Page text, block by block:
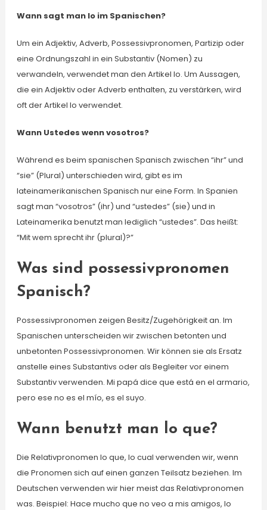
Wann sagt man lo im Spanischen?
Um ein Adjektiv, Adverb, Possessivpronomen, Partizip oder
eine Ordnungszahl in ein Substantiv (Nomen) zu
verwandeln, verwendet man den Artikel lo. Um Aussagen,
die ein Adjektiv oder Adverb enthalten, zu verstärken, wird
oft der Artikel lo verwendet.
Wann Ustedes wenn vosotros?
Während es beim spanischen Spanisch zwischen “ihr” und
“sie” (Plural) unterschieden wird, gibt es im
lateinamerikanischen Spanisch nur eine Form. In Spanien
sagt man “vosotros” (ihr) und “ustedes” (sie) und in
Lateinamerika benutzt man lediglich “ustedes”. Das heißt:
“Mit wem sprecht ihr (plural)?”
Was sind possessivpronomen
Spanisch?
Possessivpronomen zeigen Besitz/Zugehörigkeit an. Im
Spanischen unterscheiden wir zwischen betonten und
unbetonten Possessivpronomen. Wir können sie als Ersatz
anstelle eines Substantivs oder als Begleiter vor einem
Substantiv verwenden. Mi papá dice que está en el armario,
pero ese no es el mío, es el suyo.
Wann benutzt man lo que?
Die Relativpronomen lo que, lo cual verwenden wir, wenn
die Pronomen sich auf einen ganzen Teilsatz beziehen. Im
Deutschen verwenden wir hier meist das Relativpronomen
was. Beispiel: Hace mucho que no veo a mis amigos, lo